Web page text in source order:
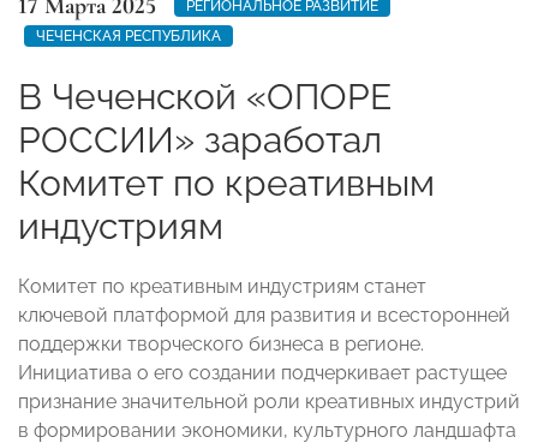
РЕГИОНАЛЬНОЕ РАЗВИТИЕ
ЧЕЧЕНСКАЯ РЕСПУБЛИКА
В Чеченской «ОПОРЕ
РОССИИ» заработал
Комитет по креативным
индустриям
Комитет по креативным индустриям станет
ключевой платформой для развития и всесторонней
поддержки творческого бизнеса в регионе.
Инициатива о его создании подчеркивает растущее
признание значительной роли креативных индустрий
в формировании экономики, культурного ландшафта